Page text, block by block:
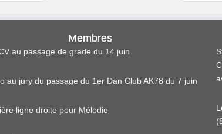
Membres
au passage de grade du 14 juin
au jury du passage du 1er Dan Club AK78 du 7 juin
ligne droite pour Mélodie